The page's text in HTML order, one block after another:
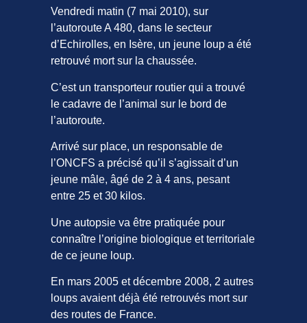
Vendredi matin (7 mai 2010), sur
l’autoroute A 480, dans le secteur
d’Echirolles, en Isère, un jeune loup a été
retrouvé mort sur la chaussée.
C’est un transporteur routier qui a trouvé
le cadavre de l’animal sur le bord de
l’autoroute.
Arrivé sur place, un responsable de
l’ONCFS a précisé qu’il s’agissait d’un
jeune mâle, âgé de 2 à 4 ans, pesant
entre 25 et 30 kilos.
Une autopsie va être pratiquée pour
connaître l’origine biologique et territoriale
de ce jeune loup.
En mars 2005 et décembre 2008, 2 autres
loups avaient déjà été retrouvés mort sur
des routes de France.